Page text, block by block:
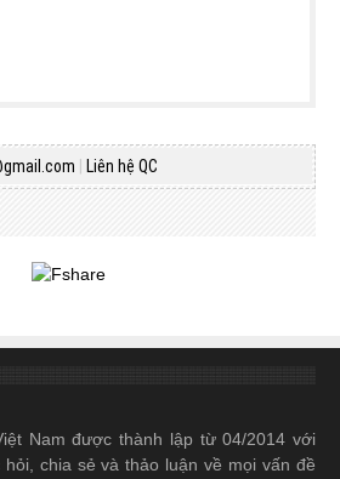
Liên hệ QC
Nam được thành lập từ 04/2014 với
chia sẻ và thảo luận về mọi vấn đề